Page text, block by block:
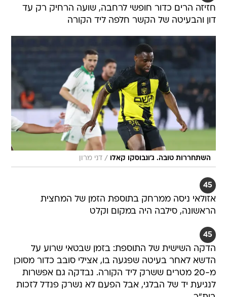
חזיזה הרים כדור חופשי לרחבה, שועה הרחיק רק עד
דון והבעיטה של הקשר חלפה ליד הקורה
השתחררות טובה. ג'ונבוסקו קאלו / דני מרון
45
אזולאי ניסה ממרחק בתוספת הזמן של המחצית
הראשונה, סילבה היה במקום וקלט
45
הדקה השישית של התוספת: בזמן שבטאי שרוע על
הדשא לאחר בעיטה שפגעה בו, אצילי סובב כדור מסוכן
מ-20 מטרים ששרק ליד הקורה. נבדקה גם אפשרות
לנגיעת יד של הבלגי, אבל הפעם לא נשרק פנדל לזכות